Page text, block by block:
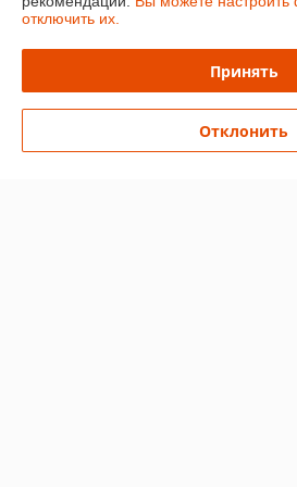
График работы
отключить их.
Принять
Отклонить